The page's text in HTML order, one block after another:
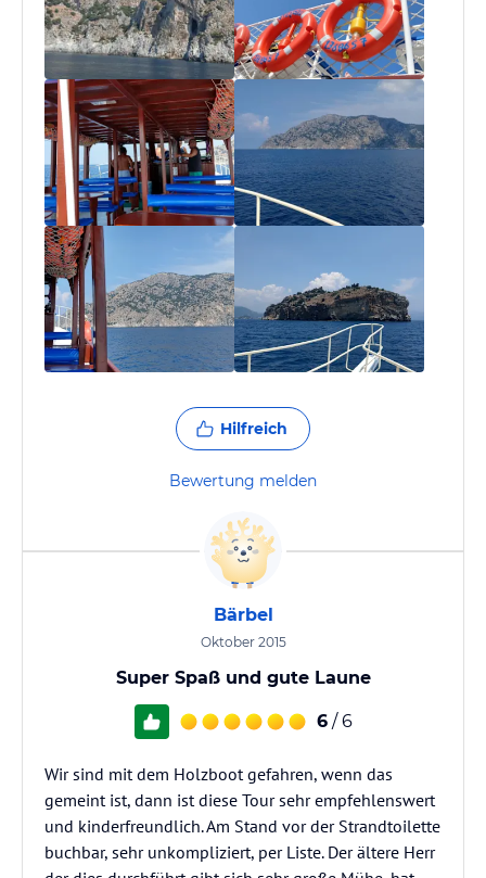
Hilfreich
Bewertung melden
Bärbel
Oktober 2015
Super Spaß und gute Laune
6 / 6
Wir sind mit dem Holzboot gefahren, wenn das
gemeint ist, dann ist diese Tour sehr empfehlenswert
und kinderfreundlich. Am Stand vor der Strandtoilette
buchbar, sehr unkompliziert, per Liste. Der ältere Herr